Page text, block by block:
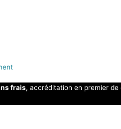
frais, accréditation en premier